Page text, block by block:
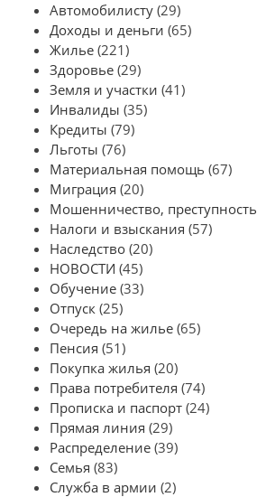
Автомобилисту (29)
Доходы и деньги (65)
Жилье (221)
Здоровье (29)
Земля и участки (41)
Инвалиды (35)
Кредиты (79)
Льготы (76)
Материальная помощь (67)
Миграция (20)
Мошенничество, преступность
Налоги и взыскания (57)
Наследство (20)
НОВОСТИ (45)
Обучение (33)
Отпуск (25)
Очередь на жилье (65)
Пенсия (51)
Покупка жилья (20)
Права потребителя (74)
Прописка и паспорт (24)
Прямая линия (29)
Распределение (39)
Семья (83)
Служба в армии (2)